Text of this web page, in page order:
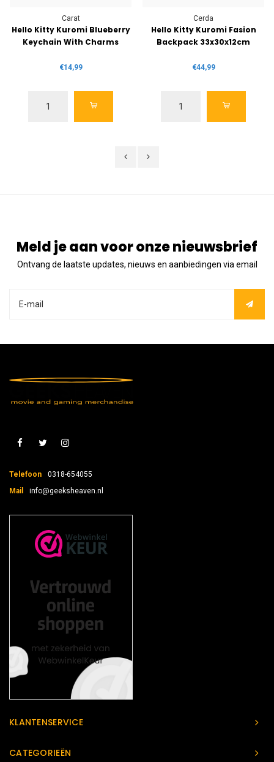
Carat
Hello Kitty Kuromi Blueberry
Keychain With Charms
€14,99
Cerda
Hello Kitty Kuromi Fasion
Backpack 33x30x12cm
€44,99
Meld je aan voor onze nieuwsbrief
Ontvang de laatste updates, nieuws en aanbiedingen via email
Telefoon
0318-654055
Mail
info@geeksheaven.nl
KLANTENSERVICE
CATEGORIEËN